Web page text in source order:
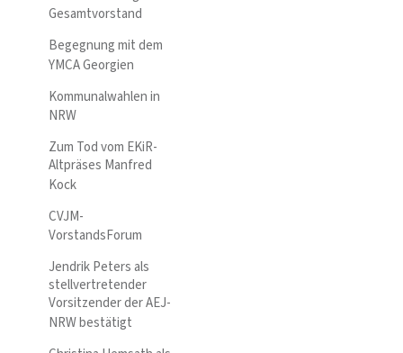
Gesamtvorstand
Begegnung mit dem
YMCA Georgien
Kommunalwahlen in
NRW
Zum Tod vom EKiR-
Altpräses Manfred
Kock
CVJM-
VorstandsForum
Jendrik Peters als
stellvertretender
Vorsitzender der AEJ-
NRW bestätigt